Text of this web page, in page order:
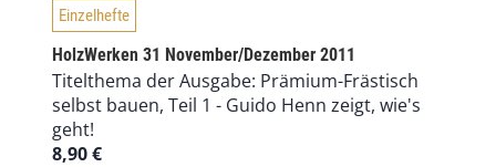
Einzelhefte
HolzWerken 31 November/Dezember 2011
Titelthema der Ausgabe: Prämium-Frästisch
selbst bauen, Teil 1 - Guido Henn zeigt, wie's
geht!
8,90€